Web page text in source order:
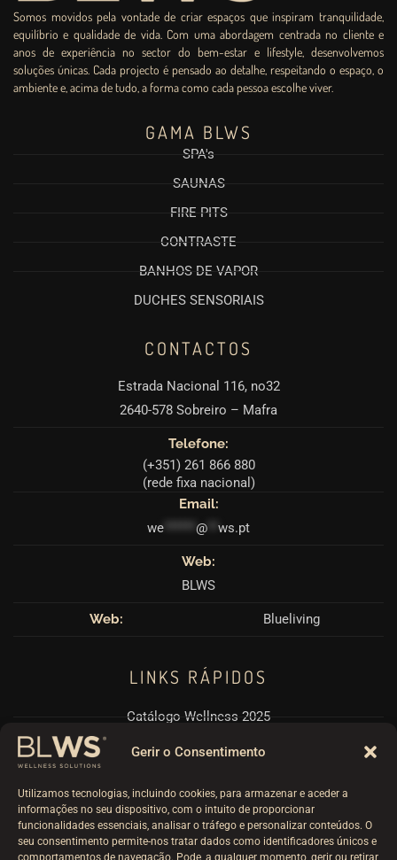
Gerir o Consentimento
Utilizamos tecnologias, incluindo cookies, para armazenar e aceder a
informações no seu dispositivo, com o intuito de proporcionar
funcionalidades essenciais, analisar o tráfego e personalizar conteúdos. O
seu consentimento permite-nos tratar dados como identificadores únicos e
comportamentos de navegação. Pode, a qualquer momento, gerir ou retirar
Somos movidos pela vontade de criar espaços que inspiram tranquilidade,
equilíbrio e qualidade de vida. Com uma abordagem centrada no cliente e
anos de experiência no sector do bem-estar e lifestyle, desenvolvemos
soluções únicas. Cada projecto é pensado ao detalhe, respeitando o espaço, o
ambiente e, acima de tudo, a forma como cada pessoa escolhe viver.
GAMA BLWS
SPA's
SAUNAS
FIRE PITS
CONTRASTE
BANHOS DE VAPOR
DUCHES SENSORIAIS
CONTACTOS
Estrada Nacional 116, no32
2640-578 Sobreiro – Mafra
Telefone:
(+351) 261 866 880
(rede fixa nacional)
Email:
we ****** @ ws.pt
Web:
BLWS
Web: Blueliving
LINKS RÁPIDOS
Catálogo Wellness 2025
Pérgulas BioClimáticas
Termos e Condições
Livro Reclamações